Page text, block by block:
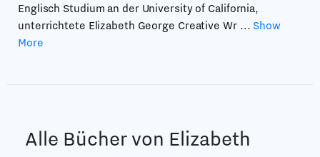
Englisch Studium an der University of California,
unterrichtete Elizabeth George Creative Wr ... Show
More
Alle Bücher von Elizabeth